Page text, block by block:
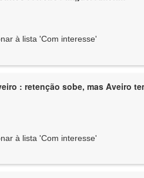
à lista 'Com interesse'
: retenção sobe, mas Aveiro
à lista 'Com interesse'